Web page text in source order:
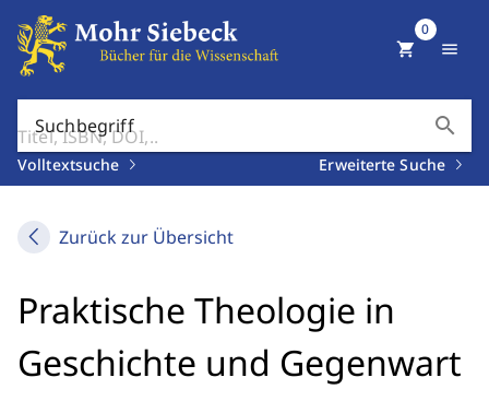
Suchbegriff search
Volltextsuche Erweiterte Suche
shopping_cart
0
menu
Zurück zur Übersicht
Praktische Theologie in
Geschichte und Gegenwart